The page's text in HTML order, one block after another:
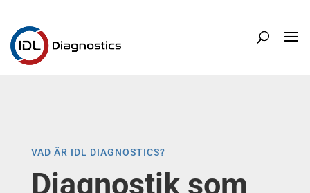
VAD ÄR IDL DIAGNOSTICS?
Diagnostik som